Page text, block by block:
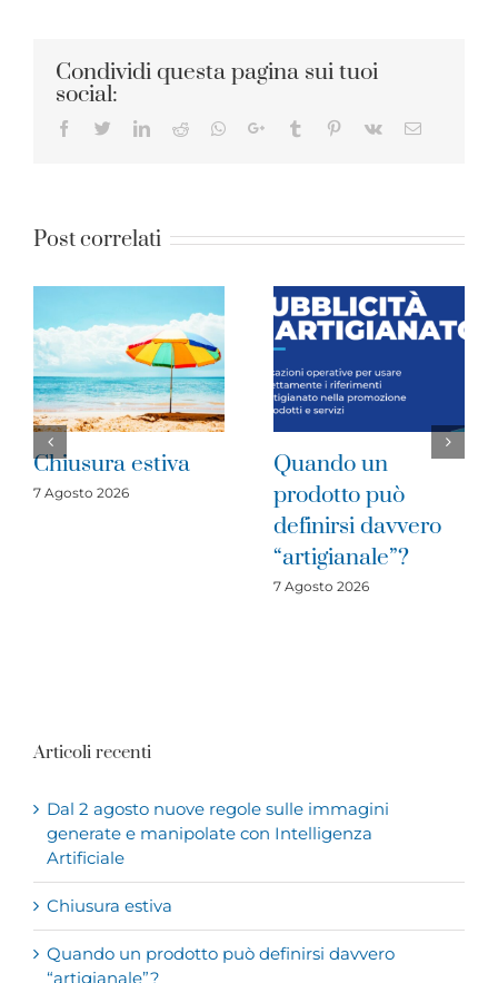
Condividi questa pagina sui tuoi
social:
Facebook
TwitterLinkedIn
RedditWhatsapp
Google+Tumblr Pinterest
Vk Email
Post correlati
Quando un
prodotto può
definirsi davvero
Imprese del
cratere
2016: è il
di investire
31 Luglio 2026
Articoli recenti
Dal 2 agosto nuove regole sulle immagini
generate e manipolate con Intelligenza
Artificiale
Chiusura estiva
Quando un prodotto può definirsi davvero
“artigianale”?